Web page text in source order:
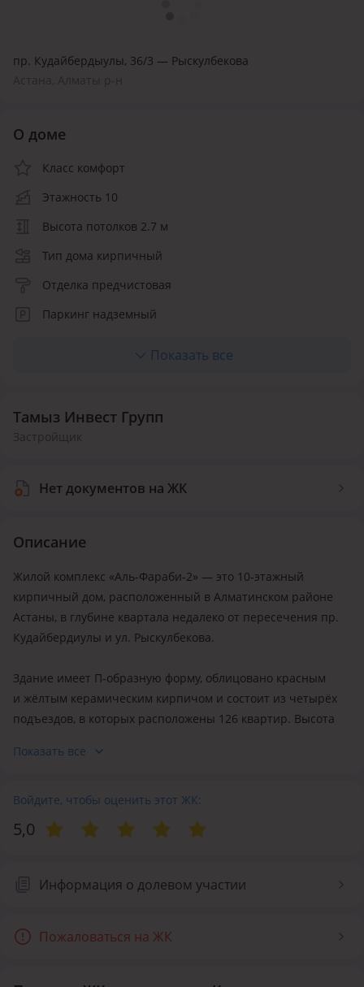
пр. Кудайбердыулы, 36/3 — Рыскулбекова
О доме
Класс комфорт
Этажность 10
Высота потолков 2.7 м
Тип дома кирпичный
Отделка предчистовая
Паркинг надземный
Показать все
Тамыз Инвест Групп
Застройщик
Нет документов на ЖК
Описание
Жилой комплекс «Аль-Фараби-2» — это 10-этажный
кирпичный дом, расположенный в Алматинском районе
Астаны, в глубине квартала недалеко от пересечения пр.
Кудайбердиулы и ул. Рыскулбекова.
Здание имеет П-образную форму, облицовано красным
и жёлтым керамическим кирпичом и состоит из четырёх
подъездов, в которых расположены 126 квартир. Высота
парковочные места есть во дворе и окрестностях. Во дворе
имеются детская и спортивная площадка, скамейки,
беседка и песочница. Рядом с домом расположена
В пятидесяти метрах от жилого комплекса расположена
Показать все
Войдите, чтобы оценить этот ЖК:
5,0
Информация о долевом участии
Пожаловаться на ЖК